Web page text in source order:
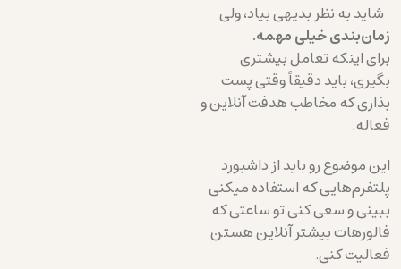
شاید به نظر بدیهی بیاد، ولی
زمان‌بندی خیلی مهمه.
برای اینکه تعامل بیشتری
بگیری، باید دقیقاً وقتی پست
بذاری که مخاطب هدفت آنلاین و
فعاله.
این موضوع رو باید از داشبورد
پلتفرم‌هایی که استفاده میکنی
ببینی و سعی کنی تو ساعتی که
فالورهات بیشتر آنلاین هستن
فعالیت کنی.